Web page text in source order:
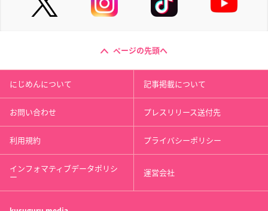
ページの先頭へ
にじめんについて 記事掲載について
お問い合わせ プレスリリース送付先
利用規約 プライバシーポリシー
インフォマティブデータポリシ
ー 運営会社